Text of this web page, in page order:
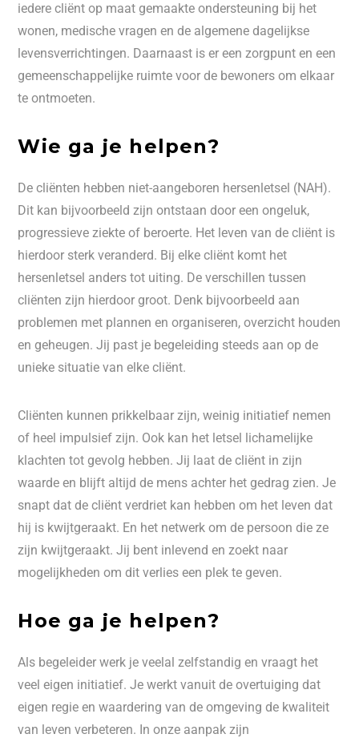
iedere cliënt op maat gemaakte ondersteuning bij het
wonen, medische vragen en de algemene dagelijkse
levensverrichtingen. Daarnaast is er een zorgpunt en een
gemeenschappelijke ruimte voor de bewoners om elkaar
te ontmoeten.
Wie ga je helpen?
De cliënten hebben niet-aangeboren hersenletsel (NAH).
Dit kan bijvoorbeeld zijn ontstaan door een ongeluk,
progressieve ziekte of beroerte. Het leven van de cliënt is
hierdoor sterk veranderd. Bij elke cliënt komt het
hersenletsel anders tot uiting. De verschillen tussen
cliënten zijn hierdoor groot. Denk bijvoorbeeld aan
problemen met plannen en organiseren, overzicht houden
en geheugen. Jij past je begeleiding steeds aan op de
unieke situatie van elke cliënt.
Cliënten kunnen prikkelbaar zijn, weinig initiatief nemen
of heel impulsief zijn. Ook kan het letsel lichamelijke
klachten tot gevolg hebben. Jij laat de cliënt in zijn
waarde en blijft altijd de mens achter het gedrag zien. Je
snapt dat de cliënt verdriet kan hebben om het leven dat
hij is kwijtgeraakt. En het netwerk om de persoon die ze
zijn kwijtgeraakt. Jij bent inlevend en zoekt naar
mogelijkheden om dit verlies een plek te geven.
Hoe ga je helpen?
Als begeleider werk je veelal zelfstandig en vraagt het
veel eigen initiatief. Je werkt vanuit de overtuiging dat
eigen regie en waardering van de omgeving de kwaliteit
van leven verbeteren. In onze aanpak zijn